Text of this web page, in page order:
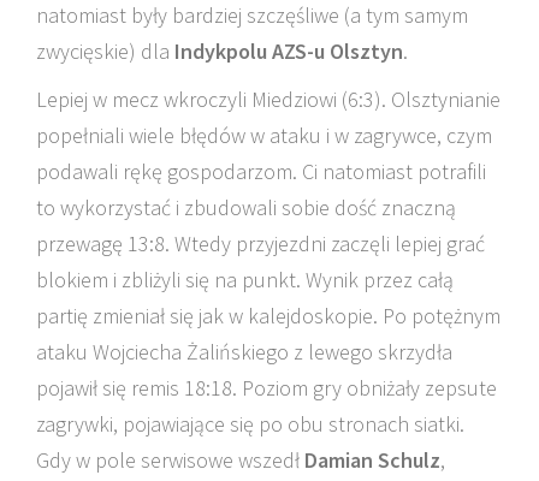
natomiast były bardziej szczęśliwe (a tym samym
zwycięskie) dla Indykpolu AZS-u Olsztyn.
Lepiej w mecz wkroczyli Miedziowi (6:3). Olsztynianie
popełniali wiele błędów w ataku i w zagrywce, czym
podawali rękę gospodarzom. Ci natomiast potrafili
to wykorzystać i zbudowali sobie dość znaczną
przewagę 13:8. Wtedy przyjezdni zaczęli lepiej grać
blokiem i zbliżyli się na punkt. Wynik przez całą
partię zmieniał się jak w kalejdoskopie. Po potężnym
ataku Wojciecha Żalińskiego z lewego skrzydła
pojawił się remis 18:18. Poziom gry obniżały zepsute
zagrywki, pojawiające się po obu stronach siatki.
Gdy w pole serwisowe wszedł Damian Schulz,